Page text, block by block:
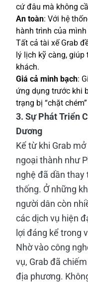
cứ đâu mà không
An toàn: Với hệ
hành trình của
Tất cả tài xế Grab
lý lịch kỹ càng,
khách.
Giá cả minh bạch:
ứng dụng trước khi
trạng bị “chặt
3. Sự Phát Triển
Dương
Kể từ khi Grab
ngoại thành như
nghệ đã dần
thống. Ở những
người dân còn
các dịch vụ hiện
lợi đáng kể trong
Nhờ vào công
vụ, Grab đã
địa phương.